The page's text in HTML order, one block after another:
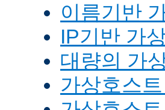
이름기반
IP기반 가
대량의 가
가상호스트